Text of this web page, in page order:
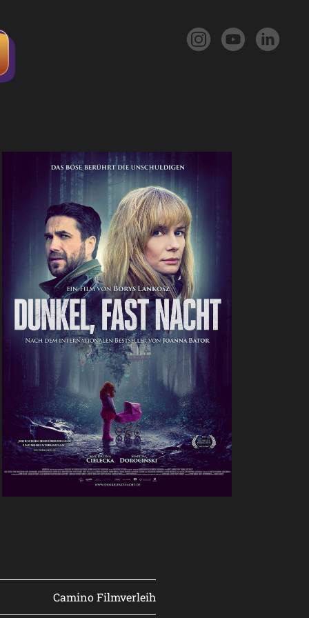
Camino Filmverleih